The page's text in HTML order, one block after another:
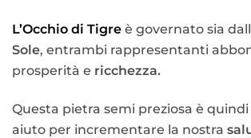
L’Occhio di Tigre è governato sia
Sole, entrambi rappresentanti
prosperità e ricchezza.
Questa pietra semi preziosa è
aiuto per incrementare la nostra